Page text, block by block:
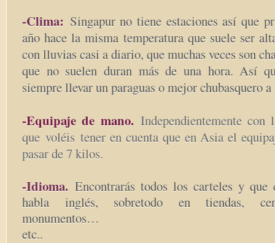
-Clima: Singapur no tiene estaciones así que
año hace la misma temperatura que suele ser
con lluvias casi a diario, que muchas veces son
que no suelen duran más de una hora. Así
siempre llevar un paraguas o mejor chubasquero
-Equipaje de mano. Independientemente
que voléis tener en cuenta que en Asia el
pasar de 7 kilos.
-Idioma. Encontrarás todos los carteles y
habla inglés, sobretodo en tiendas,
monumentos…
etc..